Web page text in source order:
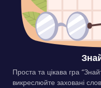
Проста та цікава гра
викреслюйте заховані